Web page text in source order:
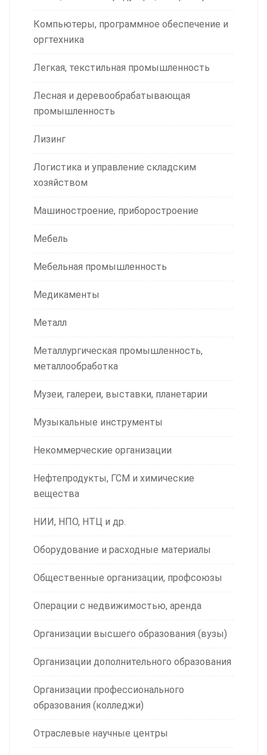
Компьютеры, программное обеспечение и
оргтехника
Легкая, текстильная промышленность
Лесная и деревообрабатывающая
промышленность
Лизинг
Логистика и управление складским
хозяйством
Машиностроение, приборостроение
Мебель
Мебельная промышленность
Медикаменты
Металл
Металлургическая промышленность,
металлообработка
Музеи, галереи, выставки, планетарии
Музыкальные инструменты
Некоммерческие организации
Нефтепродукты, ГСМ и химические
вещества
НИИ, НПО, НТЦ и др.
Оборудование и расходные материалы
Общественные организации, профсоюзы
Операции с недвижимостью, аренда
Организации высшего образования (вузы)
Организации дополнительного образования
Организации профессионального
образования (колледжи)
Отраслевые научные центры